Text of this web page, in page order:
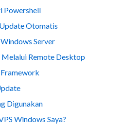
Powershell
Otomatis
Server
Melalui Remote Desktop
Digunakan
Windows Saya?